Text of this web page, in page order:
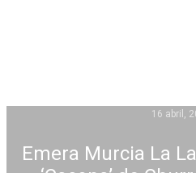
16 abril,
Emera Murcia La